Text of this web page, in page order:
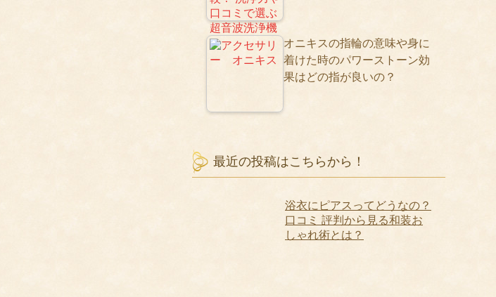
オニキスの指輪の意味や身に
着けた時のパワーストーン効
果はどの指が良いの？
最近の投稿はこちらから！
浴衣にピアスってどうなの？
口コミ 評判から見る和装お
しゃれ術とは？